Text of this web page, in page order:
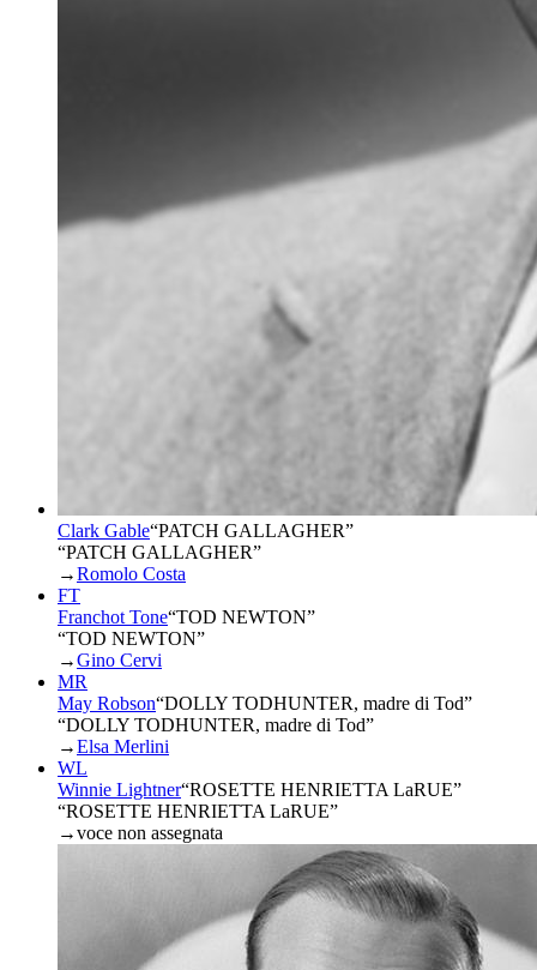
Clark Gable“PATCH GALLAGHER”
“PATCH GALLAGHER”
→Romolo Costa
FT
Franchot Tone“TOD NEWTON”
“TOD NEWTON”
→Gino Cervi
MR
May Robson“DOLLY TODHUNTER, madre di Tod”
“DOLLY TODHUNTER, madre di Tod”
→Elsa Merlini
WL
Winnie Lightner“ROSETTE HENRIETTA LaRUE”
“ROSETTE HENRIETTA LaRUE”
→voce non assegnata